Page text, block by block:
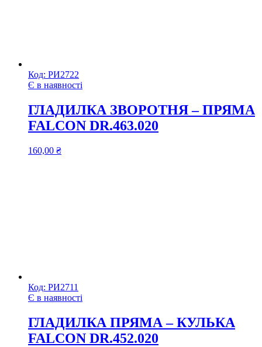
Код: РИ2722
Є в наявності
ГЛАДИЛКА ЗВОРОТНЯ – ПРЯМА
FALCON DR.463.020
160,00 ₴
Код: РИ2711
Є в наявності
ГЛАДИЛКА ПРЯМА – КУЛЬКА
FALCON DR.452.020